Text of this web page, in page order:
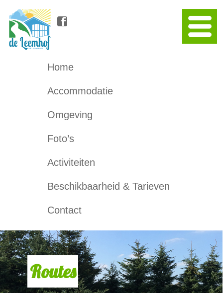
Home
Accommodatie
Omgeving
Foto’s
Activiteiten
Beschikbaarheid & Tarieven
Contact
Routes